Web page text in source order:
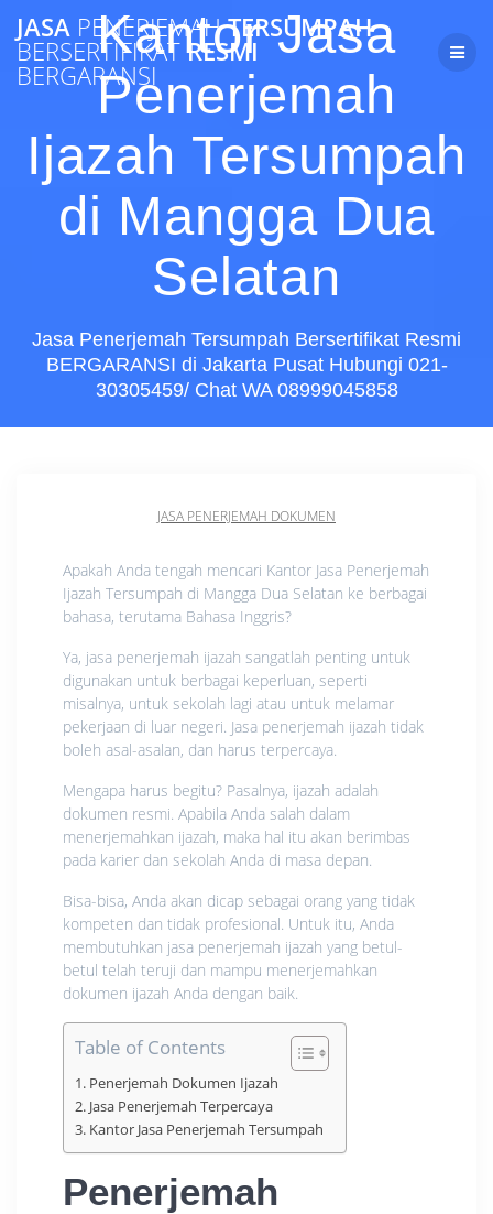
to
content
JASA PENERJEMAHTERSUMPAH
BERSERTIFIKATRESMI
BERGARANSI
Kantor Jasa
Penerjemah
Ijazah Tersumpah
di Mangga Dua
Selatan
Jasa Penerjemah Tersumpah Bersertifikat Resmi
BERGARANSI di Jakarta Pusat Hubungi 021-
30305459/ Chat WA 08999045858
JASA PENERJEMAH DOKUMEN
Apakah Anda tengah mencari Kantor Jasa Penerjemah
Ijazah Tersumpah di Mangga Dua Selatan ke berbagai
bahasa, terutama Bahasa Inggris?
Ya, jasa penerjemah ijazah sangatlah penting untuk
digunakan untuk berbagai keperluan, seperti
misalnya, untuk sekolah lagi atau untuk melamar
pekerjaan di luar negeri. Jasa penerjemah ijazah tidak
boleh asal-asalan, dan harus terpercaya.
Mengapa harus begitu? Pasalnya, ijazah adalah
dokumen resmi. Apabila Anda salah dalam
menerjemahkan ijazah, maka hal itu akan berimbas
pada karier dan sekolah Anda di masa depan.
Bisa-bisa, Anda akan dicap sebagai orang yang tidak
kompeten dan tidak profesional. Untuk itu, Anda
membutuhkan jasa penerjemah ijazah yang betul-
betul telah teruji dan mampu menerjemahkan
dokumen ijazah Anda dengan baik.
Table of Contents
Penerjemah Dokumen Ijazah
Jasa Penerjemah Terpercaya
Kantor Jasa Penerjemah Tersumpah
Penerjemah